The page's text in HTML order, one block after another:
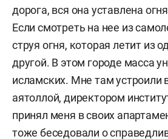
дорога, вся она уставлена
Если смотреть на нее из
струя огня, которая летит из
другой. В этом городе масса
исламских. Мне там устроили
аятоллой, директором
принял меня в своих
тоже беседовали о